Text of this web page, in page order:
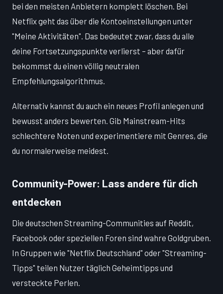
bei den meisten Anbietern komplett löschen. Bei
Netflix geht das über die Kontoeinstellungen unter
"Meine Aktivitäten". Das bedeutet zwar, dass du alle
deine Fortsetzungspunkte verlierst – aber dafür
bekommst du einen völlig neutralen
Empfehlungsalgorithmus.
Alternativ kannst du auch ein neues Profil anlegen und
bewusst anders bewerten. Gib Mainstream-Hits
schlechtere Noten und experimentiere mit Genres, die
du normalerweise meidest.
Community-Power: Lass andere für dich
entdecken
Die deutschen Streaming-Communities auf Reddit,
Facebook oder speziellen Foren sind wahre Goldgruben.
In Gruppen wie "Netflix Deutschland" oder "Streaming-
Tipps" teilen Nutzer täglich Geheimtipps und
versteckte Perlen.